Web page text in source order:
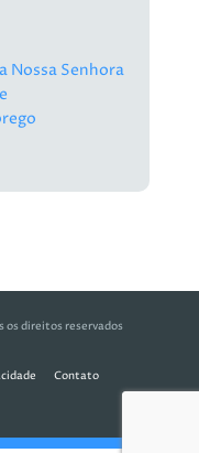
Nossa Senhora
os direitos reservados
Contato